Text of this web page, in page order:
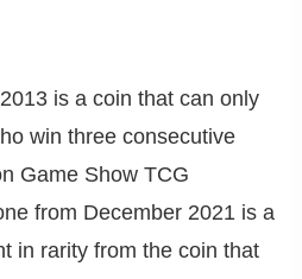
is a coin that can only
win three consecutive
Game Show TCG
from December 2021 is a
in rarity from the coin that